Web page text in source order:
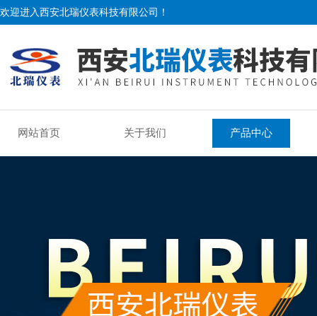
欢迎进入西安北瑞仪表科技有限公司！
网站首页 关于我们 产品中心